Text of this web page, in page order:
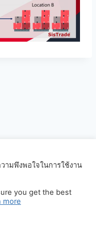
Division
ามพึงพอใจในการใช้งาน
you get the best
more